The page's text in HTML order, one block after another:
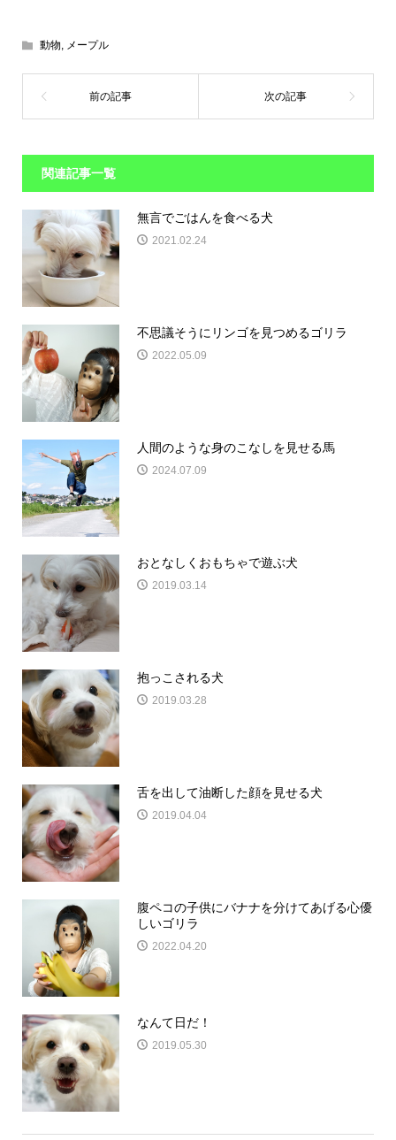
動物, メープル
関連記事一覧
無言でごはんを食べる犬
2021.02.24
不思議そうにリンゴを見つめるゴリラ
2022.05.09
人間のような身のこなしを見せる馬
2024.07.09
おとなしくおもちゃで遊ぶ犬
2019.03.14
抱っこされる犬
2019.03.28
舌を出して油断した顔を見せる犬
2019.04.04
腹ペコの子供にバナナを分けてあげる心優
しいゴリラ
2022.04.20
なんて日だ！
2019.05.30